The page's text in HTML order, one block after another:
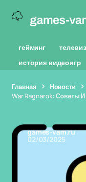
games-
гейминг
история видеоигр
Главная Новости
War Ragnarok: Советы
games-vam.ru
02/03/2025